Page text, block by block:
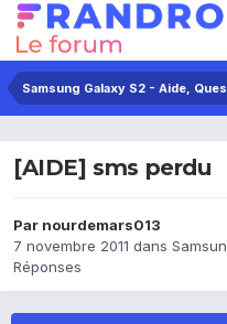
Samsung Galaxy S2 - Aide,
[AIDE] sms perdu
Par nourdemars013
7 novembre 2011 dans
Réponses